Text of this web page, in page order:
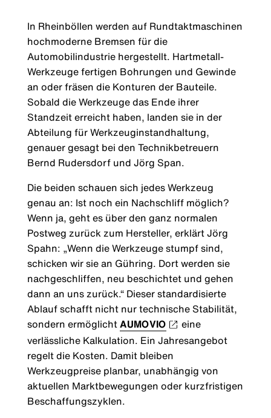
In Rheinböllen werden auf Rundtaktmaschinen
hochmoderne Bremsen für die
Automobilindustrie hergestellt. Hartmetall-
Werkzeuge fertigen Bohrungen und Gewinde
an oder fräsen die Konturen der Bauteile.
Sobald die Werkzeuge das Ende ihrer
Standzeit erreicht haben, landen sie in der
Abteilung für Werkzeuginstandhaltung,
genauer gesagt bei den Technikbetreuern
Bernd Rudersdorf und Jörg Span.
Die beiden schauen sich jedes Werkzeug
genau an: Ist noch ein Nachschliff möglich?
Wenn ja, geht es über den ganz normalen
Postweg zurück zum Hersteller, erklärt Jörg
Spahn: „Wenn die Werkzeuge stumpf sind,
schicken wir sie an Gühring. Dort werden sie
nachgeschliffen, neu beschichtet und gehen
dann an uns zurück.“ Dieser standardisierte
Ablauf schafft nicht nur technische Stabilität,
sondern ermöglichtAUMOVIO
eine
verlässliche Kalkulation. Ein Jahresangebot
regelt die Kosten. Damit bleiben
Werkzeugpreise planbar, unabhängig von
aktuellen Marktbewegungen oder kurzfristigen
Beschaffungszyklen.